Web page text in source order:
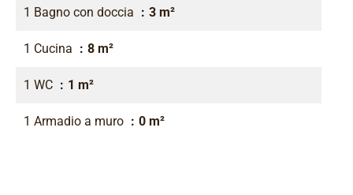
1 Bagno con doccia 3 m²
1 Cucina 8 m²
1 WC 1 m²
1 Armadio a muro 0 m²